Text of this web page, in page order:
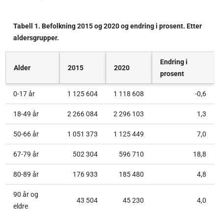
Tabell 1. Befolkning 2015 og 2020 og endring i prosent. Etter
aldersgrupper.
Alder 2015 2020
Endring i
prosent
0-17 år 1 125 604 1 118 608 -0,6
18-49 år 2 266 084 2 296 103 1,3
50-66 år 1 051 373 1 125 449 7,0
67-79 år 502 304 596 710 18,8
80-89 år 176 933 185 480 4,8
90 år og
eldre
43 504 45 230 4,0